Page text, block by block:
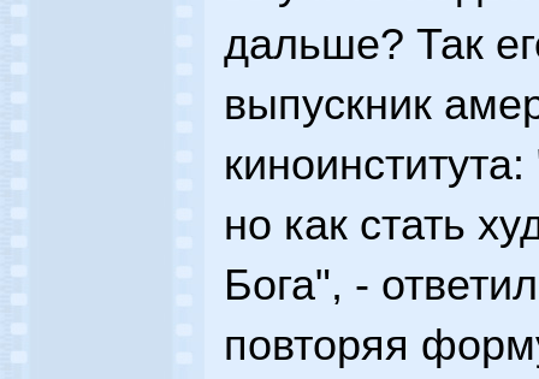
дальше? Так
выпускник
но как стать
Бога", -
повторяя